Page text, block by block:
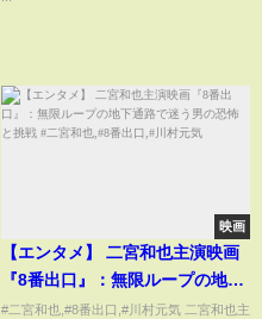
映画
【エンタメ】 二宮和也主演映画
『8番出口』：無限ループの地下
通路で迷う男の恐怖と挑戦 #二宮
#二宮和也,#8番出口,#川村元気 二宮和也主